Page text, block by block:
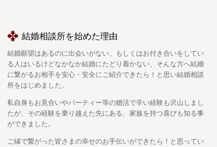
結婚相談所を始めた理由
結婚願望はあるのに出会いがない、もしくはお付き合いをしてい
る人はいるけどなかなか結婚にたどり着かない、そんな方へ結婚
に繋がるお相手を安心・安全にご紹介できたら！と思い結婚相談
所をはじめました。
私自身もお見合いやパーティー等の婚活で辛い経験も沢山しまし
たが、その経験を乗り越えた先にある、家族を持つ喜びも知る事
ができました。
ご縁で繋がった皆さまの幸せのお手伝いができたら！と思ってい